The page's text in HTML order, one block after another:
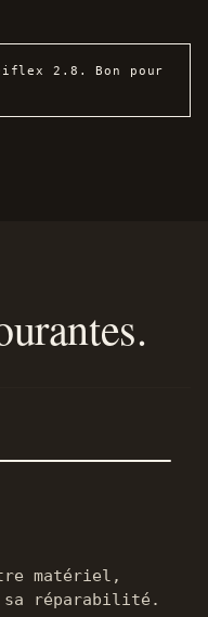
2.8. Bon pour
matériel,
sa réparabilité.